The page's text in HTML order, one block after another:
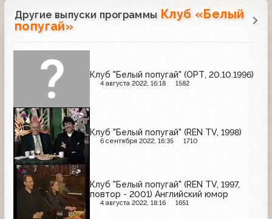
Другие выпуски программы Клуб «Белый
попугай»
Клуб "Белый попугай" (ОРТ, 20.10.1996)
4 августа 2022, 16:18 1582
Клуб "Белый попугай" (REN TV, 1998)
6 сентября 2022, 16:35 1710
Клуб "Белый попугай" (REN TV, 1997,
повтор - 2001) Английский юмор
4 августа 2022, 18:16 1651